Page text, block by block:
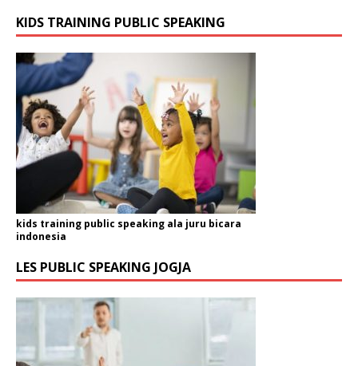
KIDS TRAINING PUBLIC SPEAKING
kids training public speaking ala juru bicara
indonesia
LES PUBLIC SPEAKING JOGJA